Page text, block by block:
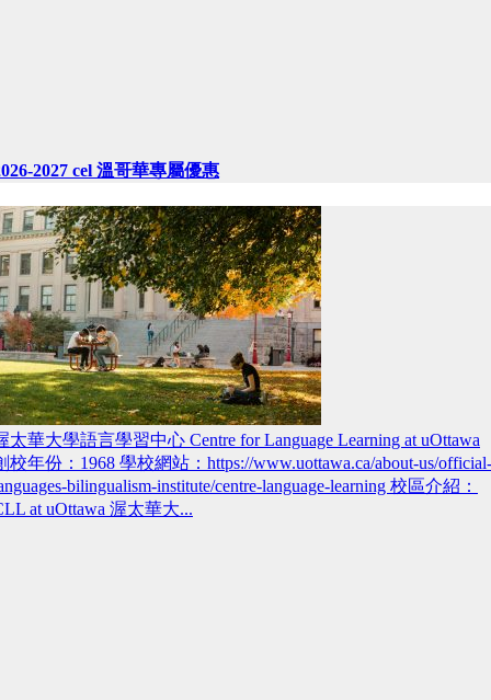
2027 cel 溫哥華專屬優惠
太華大學語言學習中心 Centre for Language Learning at uOttawa
校年份：1968 學校網站：https://www.uottawa.ca/about-us/official-
bilingualism-institute/centre-language-learning 校區介紹：
at uOttawa 渥太華大...